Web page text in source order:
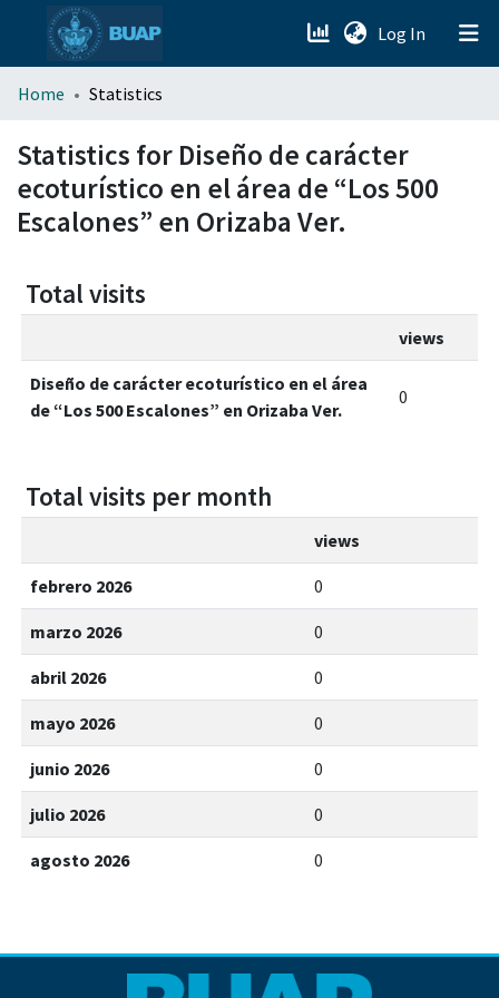
Log In (current)
menu.section.about_menu
All of DSpace
Home Statistics
Statistics for Diseño de carácter
ecoturístico en el área de “Los 500
Escalones” en Orizaba Ver.
Total visits
views
Diseño de carácter ecoturístico en el área
de “Los 500 Escalones” en Orizaba Ver.
0
Total visits per month
views
febrero 2026 0
marzo 2026 0
abril 2026 0
mayo 2026 0
junio 2026 0
julio 2026 0
agosto 2026 0